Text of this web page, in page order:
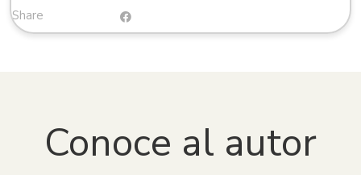
Agradecemos su comprensión y cumplimiento de estas
condiciones, las cuales nos permiten seguir ofreciendo
contactar con nuestro equipo de soporte.
Share
Conoce al autor